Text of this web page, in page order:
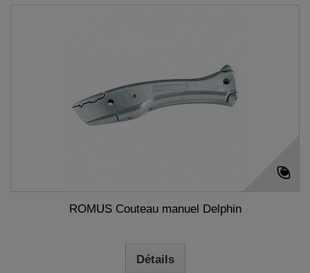
ROMUS Couteau manuel Delphin
Détails